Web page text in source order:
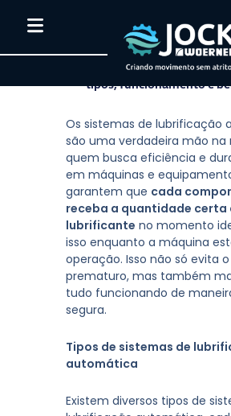
Sistemas de lubrificação
tipos, funcionamento e
Os sistemas de lubrificação
são uma verdadeira mão na
quem busca eficiência e
em máquinas e
garantem que cada
receba a quantidade certa
lubrificante no momento
isso enquanto a máquina
operação. Isso não só evita
prematuro, mas também
tudo funcionando de
segura.
Tipos de sistemas de
automática
Existem diversos tipos de